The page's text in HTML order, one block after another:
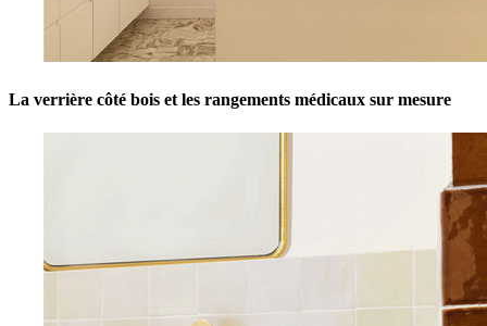
La verrière côté bois et les rangements médicaux sur mesure